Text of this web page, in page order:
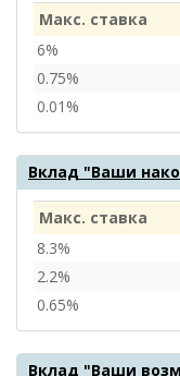
Макс. ставка
6%
0.75%
0.01%
Вклад "Ваши
Макс. ставка
8.3%
2.2%
0.65%
Вклад "Ваши